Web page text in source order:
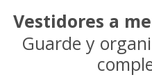
Vestidores a
Guarde y